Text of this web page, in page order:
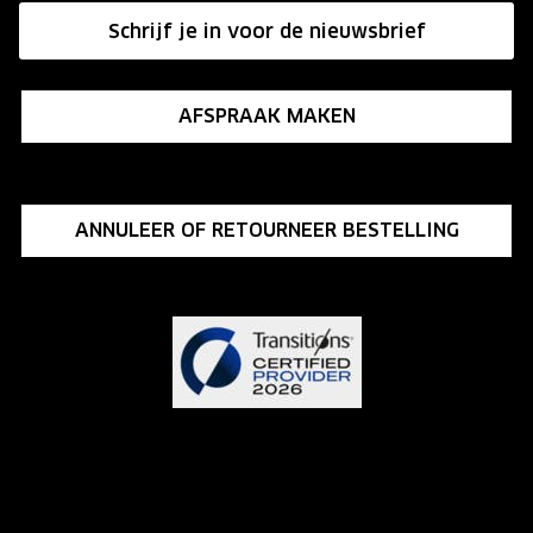
Influencer programma
Schrijf je in voor de nieuwsbrief
AFSPRAAK MAKEN
ANNULEER OF RETOURNEER BESTELLING